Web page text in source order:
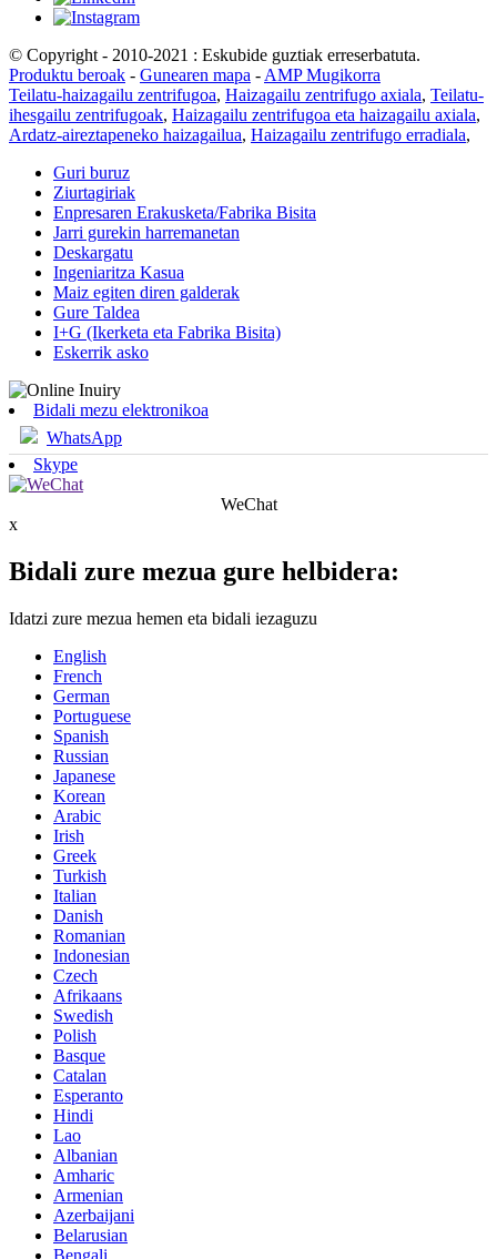
© Copyright - 2010-2021 : Eskubide guztiak erreserbatuta.
Produktu beroak - Gunearen mapa - AMP Mugikorra
Teilatu-haizagailu zentrifugoa, Haizagailu zentrifugo axiala, Teilatu-
ihesgailu zentrifugoak, Haizagailu zentrifugoa eta haizagailu axiala,
Ardatz-aireztapeneko haizagailua, Haizagailu zentrifugo erradiala,
Guri buruz
Ziurtagiriak
Enpresaren Erakusketa/Fabrika Bisita
Jarri gurekin harremanetan
Deskargatu
Ingeniaritza Kasua
Maiz egiten diren galderak
Gure Taldea
I+G (Ikerketa eta Fabrika Bisita)
Eskerrik asko
Bidali mezu elektronikoa
WhatsApp
Skype
WeChat
x
Bidali zure mezua gure helbidera:
Idatzi zure mezua hemen eta bidali iezaguzu
English
French
German
Portuguese
Spanish
Russian
Japanese
Korean
Arabic
Irish
Greek
Turkish
Italian
Danish
Romanian
Indonesian
Czech
Afrikaans
Swedish
Polish
Basque
Catalan
Esperanto
Hindi
Lao
Albanian
Amharic
Armenian
Azerbaijani
Belarusian
Bengali